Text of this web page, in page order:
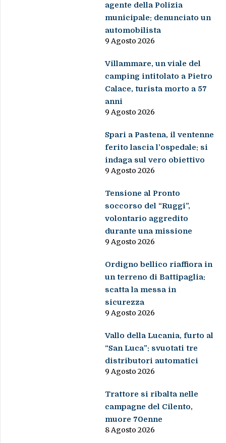
agente della Polizia
municipale: denunciato un
automobilista
9 Agosto 2026
Villammare, un viale del
camping intitolato a Pietro
Calace, turista morto a 57
anni
9 Agosto 2026
Spari a Pastena, il ventenne
ferito lascia l’ospedale: si
indaga sul vero obiettivo
9 Agosto 2026
Tensione al Pronto
soccorso del “Ruggi”,
volontario aggredito
durante una missione
9 Agosto 2026
Ordigno bellico riaffiora in
un terreno di Battipaglia:
scatta la messa in
sicurezza
9 Agosto 2026
Vallo della Lucania, furto al
“San Luca”: svuotati tre
distributori automatici
9 Agosto 2026
Trattore si ribalta nelle
campagne del Cilento,
muore 70enne
8 Agosto 2026